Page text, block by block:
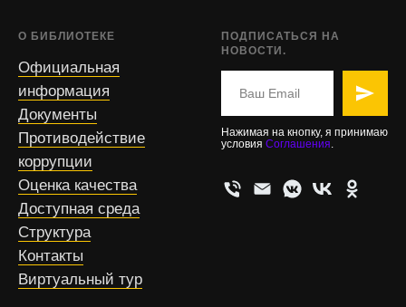
О БИБЛИОТЕКЕ
Официальная
информация
Документы
Противодействие
коррупции
Оценка качества
Доступная среда
Структура
Контакты
Виртуальный тур
ПОДПИСАТЬСЯ НА
НОВОСТИ.
Нажимая на кнопку, я принимаю
условия Соглашения.